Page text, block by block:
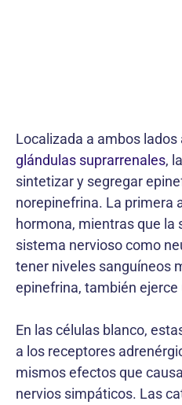
Localizada a ambos lados
glándulas suprarrenales,
sintetizar y segregar
norepinefrina. La primera
hormona, mientras que la
sistema nervioso como
tener niveles sanguíneos
epinefrina, también
En las células blanco,
a los receptores
mismos efectos que
nervios simpáticos. Las